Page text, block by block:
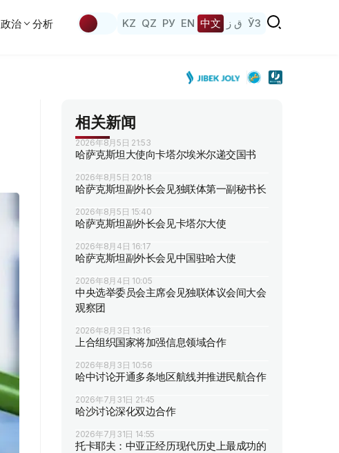
政治 分析 KZ QZ РУ EN 中文 ق ز ЎЗ
相关新闻
2026年8月5日 21:53
哈萨克斯坦大使向卡塔尔埃米尔递交国书
2026年8月5日 20:18
哈萨克斯坦副外长会见独联体第一副秘书长
2026年8月5日 15:40
哈萨克斯坦副外长会见卡塔尔大使
2026年8月4日 16:17
哈萨克斯坦副外长会见中国驻哈大使
2026年8月4日 10:05
中央选举委员会主席会见独联体议会间大会
观察团
2026年8月3日 13:16
上合组织国家将加强信息领域合作
2026年8月3日 10:56
哈中讨论开通多条地区航线并推进民航合作
2026年7月31日 21:45
哈沙讨论深化双边合作
2026年7月31日 14:55
托卡耶夫：中亚正经历现代历史上最成功的